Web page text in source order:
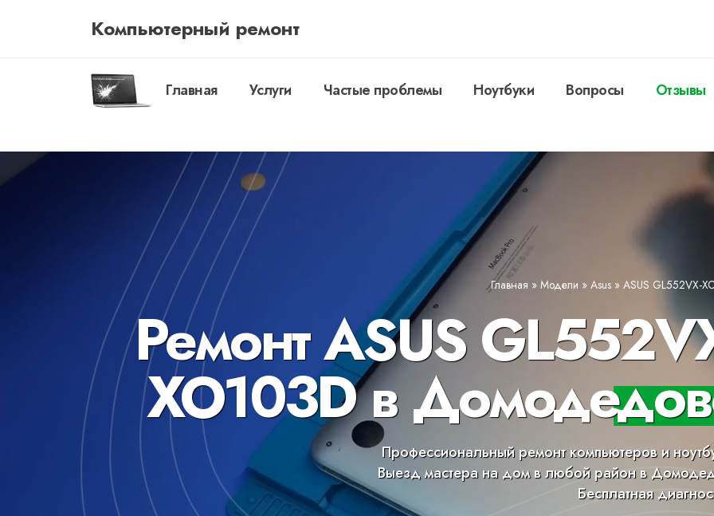
Компьютерный ремонт
Главная Услуги Частые проблемы Ноутбуки Вопросы Отзывы
Главная » Модели » Asus » ASUS GL552VX-
Ремонт ASUS
XO103D в
Профессиональный ремонт компьютеров и
Выезд мастера на дом в любой район в
Бесплатная